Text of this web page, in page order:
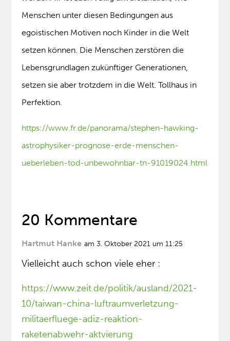
Menschen unter diesen Bedingungen aus
egoistischen Motiven noch Kinder in die Welt
setzen können. Die Menschen zerstören die
Lebensgrundlagen zukünftiger Generationen,
setzen sie aber trotzdem in die Welt. Tollhaus in
Perfektion.
https://www.fr.de/panorama/stephen-hawking-
astrophysiker-prognose-erde-menschen-
ueberleben-tod-unbewohnbar-tn-91019024.html
20 Kommentare
Hartmut Hanke am 3. Oktober 2021 um 11:25
Vielleicht auch schon viele eher :
https://www.zeit.de/politik/ausland/2021-
10/taiwan-china-luftraumverletzung-
militaerfluege-adiz-reaktion-
raketenabwehr-aktvierung